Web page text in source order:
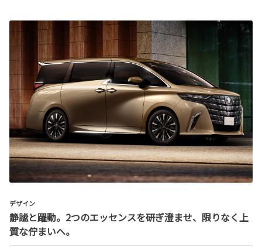
デザイン
静謐と躍動。2つのエッセンスを研ぎ澄ませ、限りなく上
質な佇まいへ。